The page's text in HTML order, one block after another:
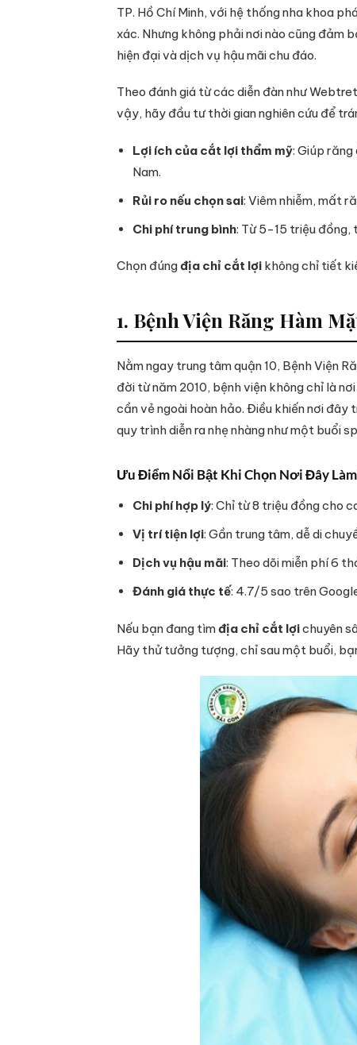
TP. Hồ Chí Minh, với hệ thống nha khoa
xác. Nhưng không phải nơi nào cũng đảm
hiện đại và dịch vụ hậu mãi chu đáo.
Theo đánh giá từ các diễn đàn như
vậy, hãy đầu tư thời gian nghiên cứu để
Lợi ích của cắt lợi thẩm mỹ: Giúp
Nam.
Rủi ro nếu chọn sai: Viêm nhiễm, mất
Chi phí trung bình: Từ 5-15 triệu đồng,
Chọn đúngđịa chỉ cắt lợi không chỉ tiết
1. Bệnh Viện Răng Hàm
Nằm ngay trung tâm quận 10, Bệnh Viện
đời từ năm 2010, bệnh viện không chỉ là
cần vẻ ngoài hoàn hảo. Điều khiến nơi đây
quy trình diễn ra nhẹ nhàng như một buổi
Ưu Điểm Nổi Bật Khi Chọn Nơi Đây
Chi phí hợp lý: Chỉ từ 8 triệu đồng cho
Vị trí tiện lợi: Gần trung tâm, dễ di
Dịch vụ hậu mãi: Theo dõi miễn phí 6
Đánh giá thực tế: 4.7/5 sao trên
Nếu bạn đang tìmđịa chỉ cắt lợichuyên
Hãy thử tưởng tượng, chỉ sau một buổi,